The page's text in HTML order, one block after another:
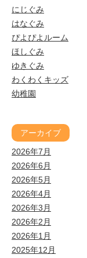
にじぐみ
はなぐみ
ぴよぴよルーム
ほしぐみ
ゆきぐみ
わくわくキッズ
幼稚園
アーカイブ
2026年7月
2026年6月
2026年5月
2026年4月
2026年3月
2026年2月
2026年1月
2025年12月